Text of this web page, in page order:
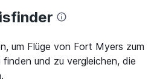
um Flüge von Fort Myers zum
und zu vergleichen, die